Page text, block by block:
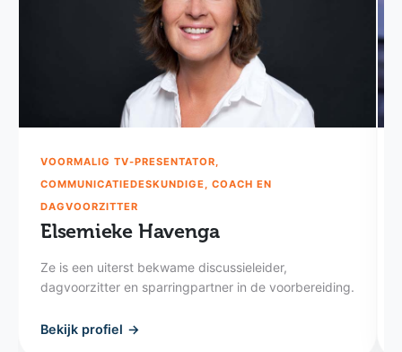
VOORMALIG TV-PRESENTATOR,
COMMUNICATIEDESKUNDIGE, COACH EN
DAGVOORZITTER
Elsemieke Havenga
Ze is een uiterst bekwame discussieleider,
dagvoorzitter en sparringpartner in de voorbereiding.
Bekijk profiel →